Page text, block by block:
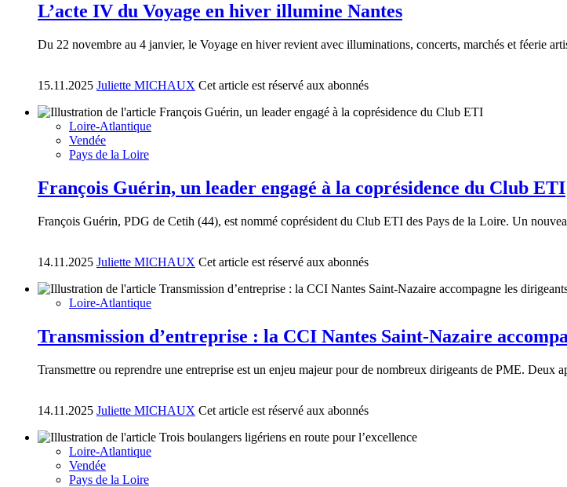
L’acte IV du Voyage en hiver illumine Nantes
Du 22 novembre au 4 janvier, le Voyage en hiver revient avec illuminations, concerts, marchés et féerie
15.11.2025 Juliette MICHAUX Cet article est réservé aux abonnés
Loire-Atlantique
Vendée
Pays de la Loire
François Guérin, un leader engagé à la coprésidence du Club ETI
François Guérin, PDG de Cetih (44), est nommé coprésident du Club ETI des Pays de la Loire. Un
14.11.2025 Juliette MICHAUX Cet article est réservé aux abonnés
Loire-Atlantique
Transmission d’entreprise : la CCI Nantes Saint-Nazaire
Transmettre ou reprendre une entreprise est un enjeu majeur pour de nombreux dirigeants de PME. Deux
14.11.2025 Juliette MICHAUX Cet article est réservé aux abonnés
Loire-Atlantique
Vendée
Pays de la Loire